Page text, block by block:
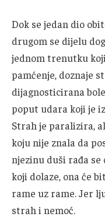
Dok se jedan dio
drugom se dijelu
jednom trenutku
pamćenje, doznaje
dijagnosticirana
poput udara koji je
Strah je paralizira,
koju nije znala da
njezinu duši rađa se
koji dolaze, ona će
rame uz rame. Jer
strah i nemoć.